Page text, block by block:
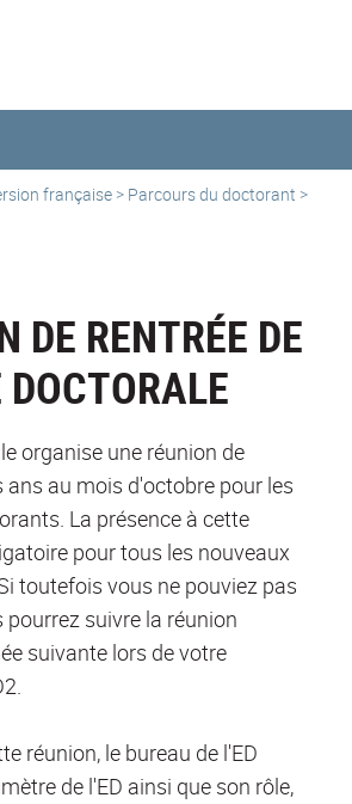
française > Parcours du doctorant >
DE RENTRÉE DE
DOCTORALE
organise une réunion de
ans au mois d'octobre pour les
La présence à cette
pour tous les nouveaux
toutefois vous ne pouviez pas
pourrez suivre la réunion
suivante lors de votre
réunion, le bureau de l'ED
de l'ED ainsi que son rôle,